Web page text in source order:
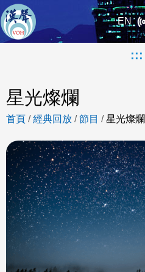
EN
:::
星光燦爛
首頁 /經典回放 /節目 /星光燦爛